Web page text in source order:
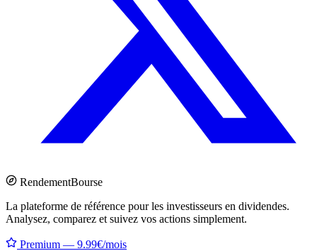
RendementBourse
La plateforme de référence pour les investisseurs en dividendes.
Analysez, comparez et suivez vos actions simplement.
Premium — 9.99€/mois